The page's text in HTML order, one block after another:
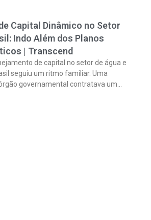
Capital Dinâmico no Setor
Indo Além dos Planos
| Transcend
de capital no setor de água e
seguiu um ritmo familiar. Uma
governamental contratava um